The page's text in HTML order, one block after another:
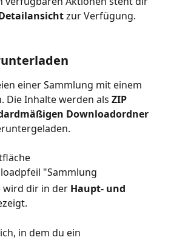
zur Verfügung.
einer Sammlung mit einem
Die Inhalte werden als ZIP
Downloadordner
"Sammlung
wird dir in der Haupt- und
in dem du ein